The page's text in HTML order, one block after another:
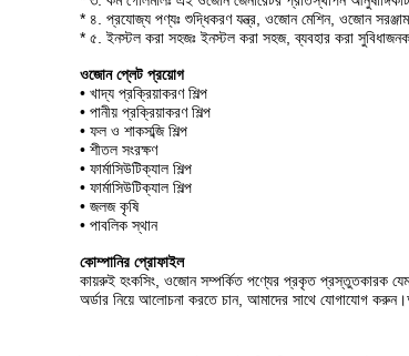
* ৪. প্রযোজ্য পণ্যঃ শুদ্ধিকরণ যন্ত্র, ওজোন মেশিন, ওজোন
* ৫. ইনস্টল করা সহজঃ ইনস্টল করা সহজ, ব্যবহার করা
ওজোন প্লেট প্রয়োগ
• খাদ্য প্রক্রিয়াকরণ শিল্প
• পানীয় প্রক্রিয়াকরণ শিল্প
• ফল ও শাকসব্জি শিল্প
• শীতল সংরক্ষণ
• ফার্মাসিউটিক্যাল শিল্প
• ফার্মাসিউটিক্যাল শিল্প
• জলজ কৃষি
• পাবলিক স্থান
কোম্পানির প্রোফাইল
কায়রুই হংকসিং, ওজোন সম্পর্কিত পণ্যের প্রকৃত প্রস্তুতকারক
অর্ডার নিয়ে আলোচনা করতে চান, আমাদের সাথে যোগাযোগ